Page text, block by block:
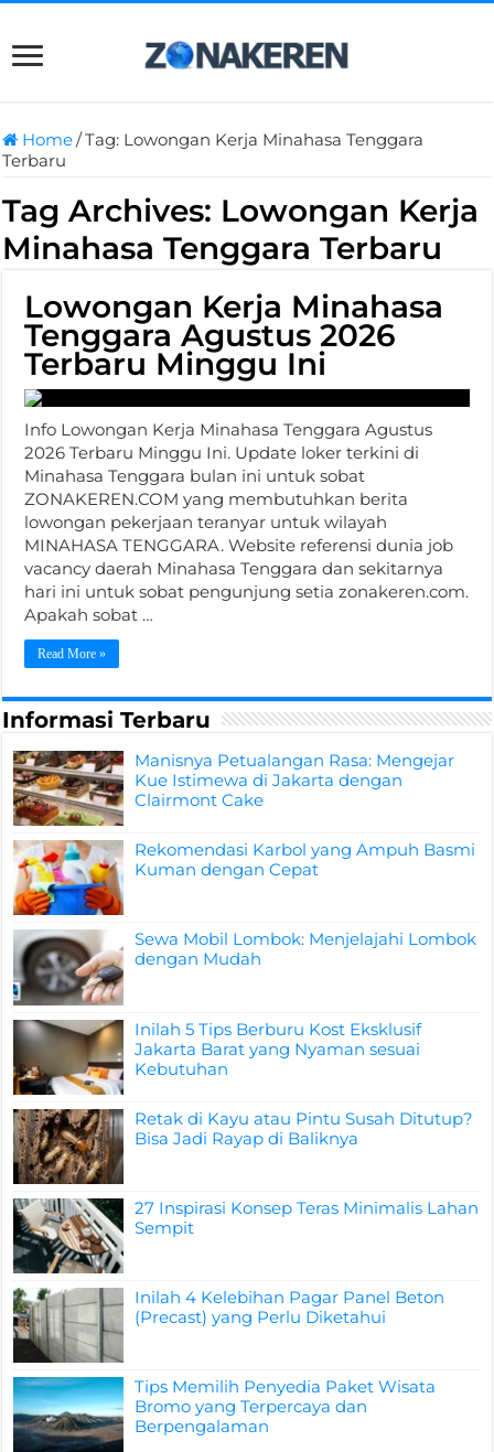
Home/Tag: Lowongan Kerja Minahasa Tenggara
Terbaru
Tag Archives: Lowongan Kerja
Minahasa Tenggara Terbaru
Lowongan Kerja Minahasa
Tenggara Agustus 2026
Terbaru Minggu Ini
Info Lowongan Kerja Minahasa Tenggara Agustus
2026 Terbaru Minggu Ini. Update loker terkini di
Minahasa Tenggara bulan ini untuk sobat
ZONAKEREN.COM yang membutuhkan berita
lowongan pekerjaan teranyar untuk wilayah
MINAHASA TENGGARA. Website referensi dunia job
vacancy daerah Minahasa Tenggara dan sekitarnya
hari ini untuk sobat pengunjung setia zonakeren.com.
Apakah sobat …
Read More »
Informasi Terbaru
Manisnya Petualangan Rasa: Mengejar
Kue Istimewa di Jakarta dengan
Clairmont Cake
Rekomendasi Karbol yang Ampuh Basmi
Kuman dengan Cepat
Sewa Mobil Lombok: Menjelajahi Lombok
dengan Mudah
Inilah 5 Tips Berburu Kost Eksklusif
Jakarta Barat yang Nyaman sesuai
Kebutuhan
Retak di Kayu atau Pintu Susah Ditutup?
Bisa Jadi Rayap di Baliknya
27 Inspirasi Konsep Teras Minimalis Lahan
Sempit
Inilah 4 Kelebihan Pagar Panel Beton
(Precast) yang Perlu Diketahui
Tips Memilih Penyedia Paket Wisata
Bromo yang Terpercaya dan
Berpengalaman